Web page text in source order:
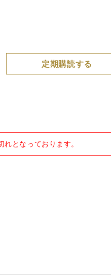
ー付き
定期購読する
となっております。